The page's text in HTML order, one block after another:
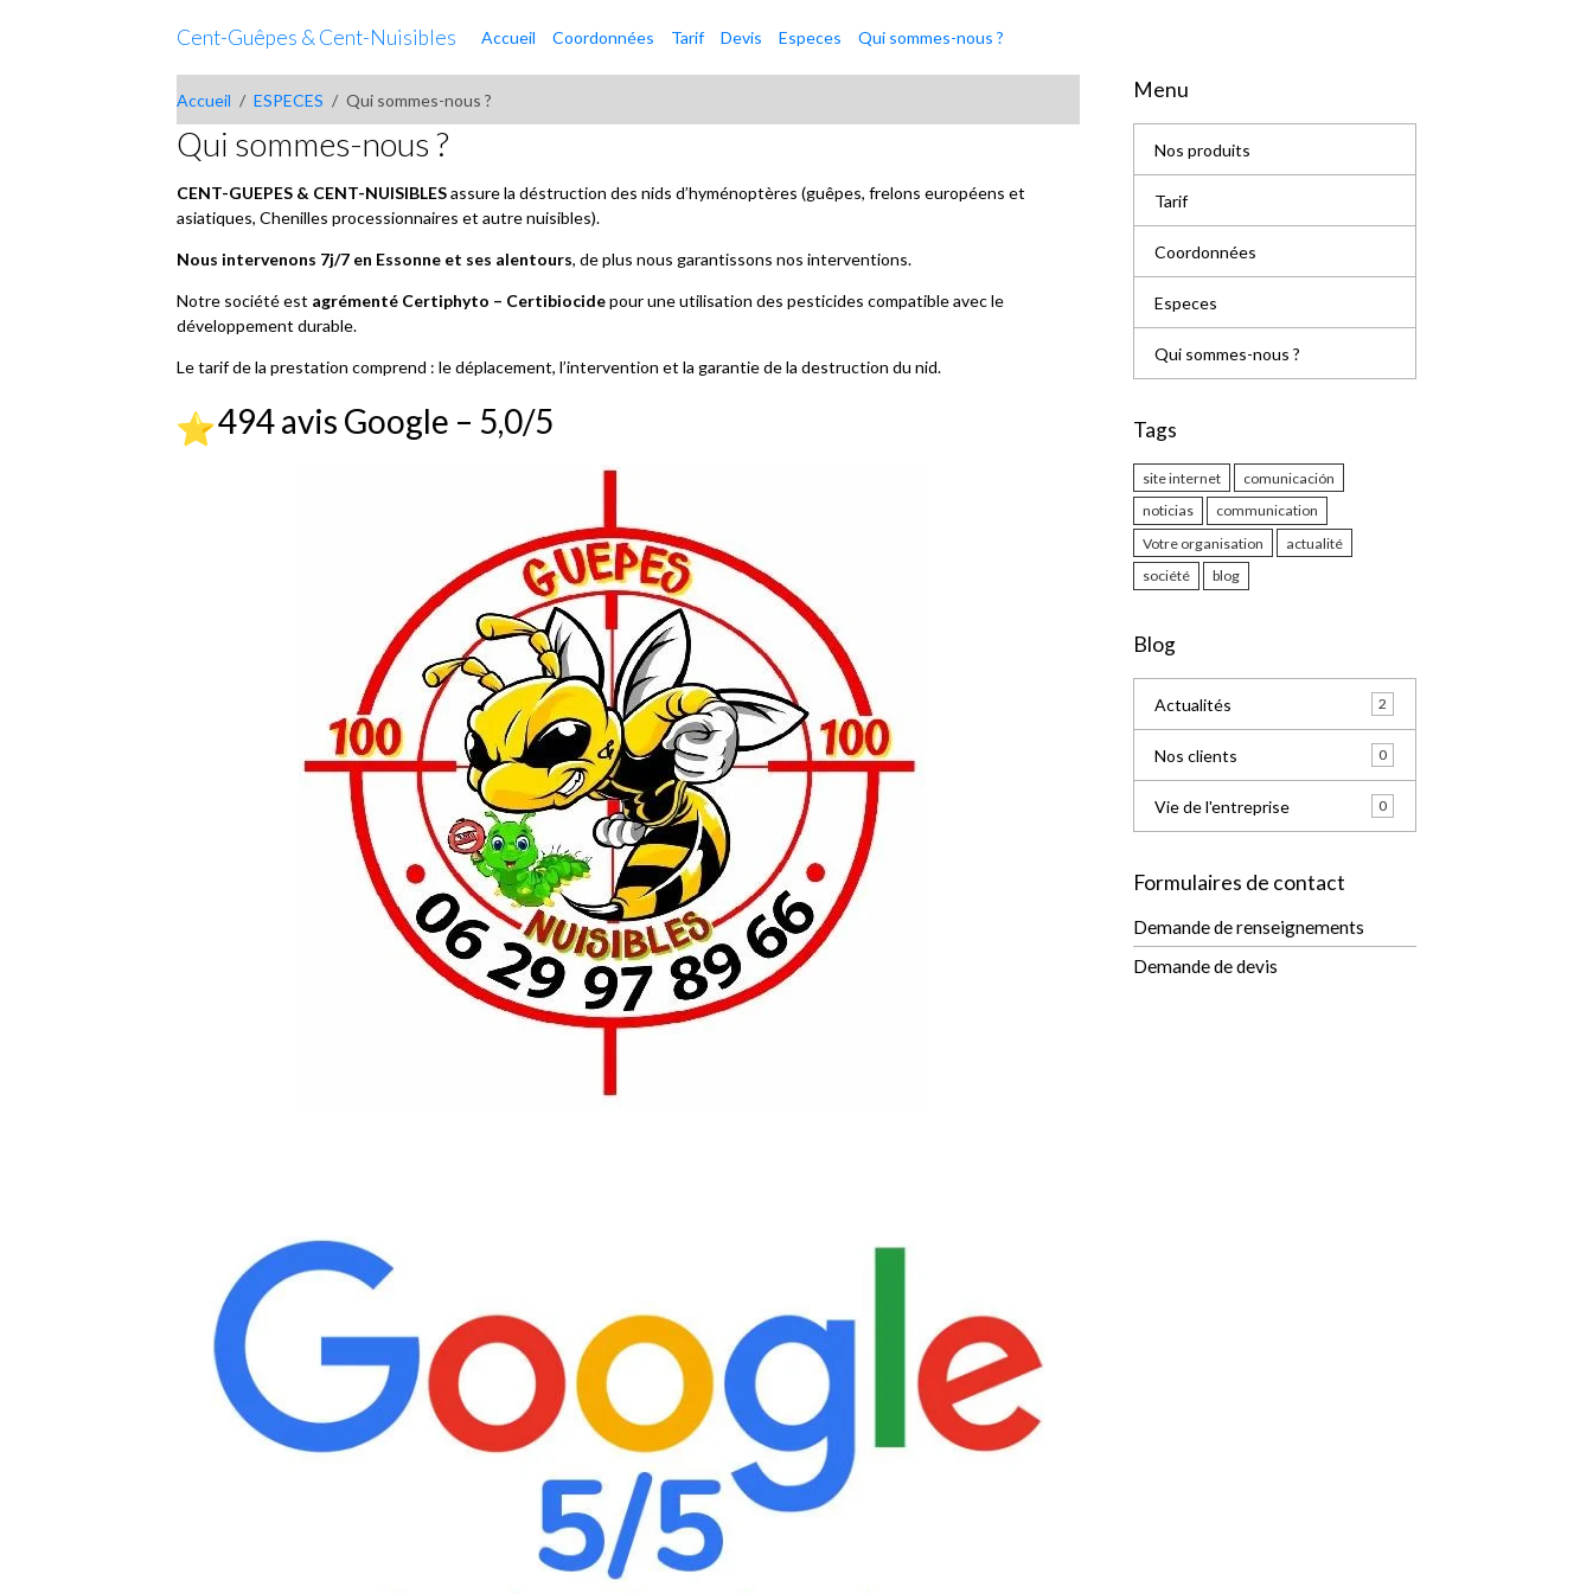
Cent-Guêpes & Cent-Nuisibles Accueil Coordonnées Tarif Devis Especes Qui sommes-nous ?
Accueil ESPECES Qui sommes-nous ?
Qui sommes-nous ?
CENT-GUEPES & CENT-NUISIBLESassure la déstruction des nids d’hyménoptères (guêpes, frelons européens et
asiatiques, Chenilles processionnaires et autre nuisibles).
Nous intervenons 7j/7 en Essonne et ses alentours, de plus nous garantissons nos interventions.
Notre société est agrémenté Certiphyto – Certibiocidepour une utilisation des pesticides compatible avec le
développement durable.
Le tarif de la prestation comprend : le déplacement, l’intervention et la garantie de la destruction du nid.
494 avis Google – 5,0/5
Menu
Nos produits
Tarif
Coordonnées
Especes
Qui sommes-nous ?
Tags
site internet
comunicación
noticias
communication
Votre organisation
actualité
société
blog
Blog
Actualités 2
Nos clients 0
Vie de l'entreprise 0
Formulaires de contact
Demande de renseignements
Demande de devis